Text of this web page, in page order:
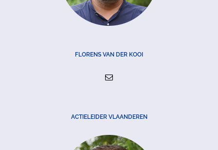
FLORENS VAN DER KOOI
ACTIELEIDER VLAANDEREN